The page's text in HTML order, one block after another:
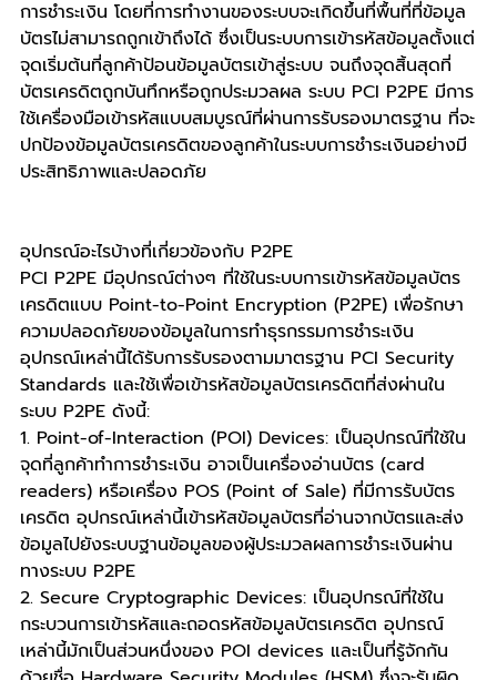
การชำระเงิน โดยที่การทำงานของระบบจะเกิดขึ้นที่พื้นที่ที่ข้อมูล
บัตรไม่สามารถถูกเข้าถึงได้ ซึ่งเป็นระบบการเข้ารหัสข้อมูลตั้งแต่
จุดเริ่มต้นที่ลูกค้าป้อนข้อมูลบัตรเข้าสู่ระบบ จนถึงจุดสิ้นสุดที่
บัตรเครดิตถูกบันทึกหรือถูกประมวลผล ระบบ PCI P2PE มีการ
ใช้เครื่องมือเข้ารหัสแบบสมบูรณ์ที่ผ่านการรับรองมาตรฐาน ที่จะ
ปกป้องข้อมูลบัตรเครดิตของลูกค้าในระบบการชำระเงินอย่างมี
ประสิทธิภาพและปลอดภัย
อุปกรณ์อะไรบ้างที่เกี่ยวข้องกับ P2PE
PCI P2PE มีอุปกรณ์ต่างๆ ที่ใช้ในระบบการเข้ารหัสข้อมูลบัตร
เครดิตแบบ Point-to-Point Encryption (P2PE) เพื่อรักษา
ความปลอดภัยของข้อมูลในการทำธุรกรรมการชำระเงิน
อุปกรณ์เหล่านี้ได้รับการรับรองตามมาตรฐาน PCI Security
Standards และใช้เพื่อเข้ารหัสข้อมูลบัตรเครดิตที่ส่งผ่านใน
ระบบ P2PE ดังนี้:
1. Point-of-Interaction (POI) Devices: เป็นอุปกรณ์ที่ใช้ใน
จุดที่ลูกค้าทำการชำระเงิน อาจเป็นเครื่องอ่านบัตร (card
readers) หรือเครื่อง POS (Point of Sale) ที่มีการรับบัตร
เครดิต อุปกรณ์เหล่านี้เข้ารหัสข้อมูลบัตรที่อ่านจากบัตรและส่ง
ข้อมูลไปยังระบบฐานข้อมูลของผู้ประมวลผลการชำระเงินผ่าน
ทางระบบ P2PE
2. Secure Cryptographic Devices: เป็นอุปกรณ์ที่ใช้ใน
กระบวนการเข้ารหัสและถอดรหัสข้อมูลบัตรเครดิต อุปกรณ์
เหล่านี้มักเป็นส่วนหนึ่งของ POI devices และเป็นที่รู้จักกัน